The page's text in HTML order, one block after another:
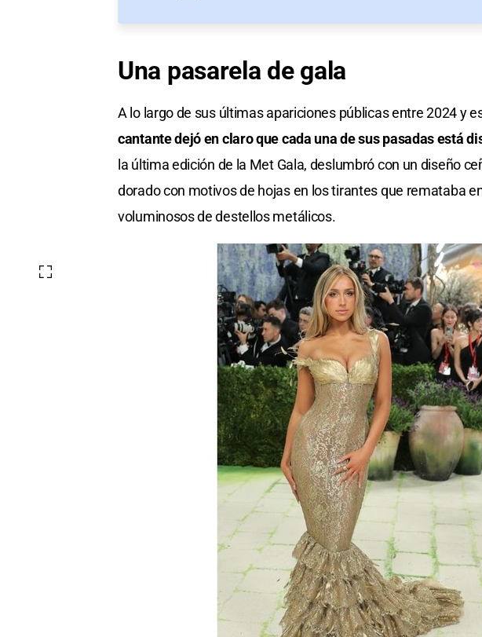
Una pasarela de gala
A lo largo de sus últimas apariciones públicas entre 2024 y
cantante dejó en claro que cada una de sus pasadas está
la última edición de la Met Gala, deslumbró con un diseño
dorado con motivos de hojas en los tirantes que remataba
voluminosos de destellos metálicos.